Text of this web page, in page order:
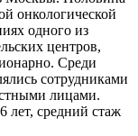
онкологической
одного из
центров,
Среди
сотрудниками
лицами.
лет, средний стаж